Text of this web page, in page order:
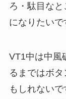
ろ・駄目な
になりたいで
VT1中は中風
るまではボ
もしれない